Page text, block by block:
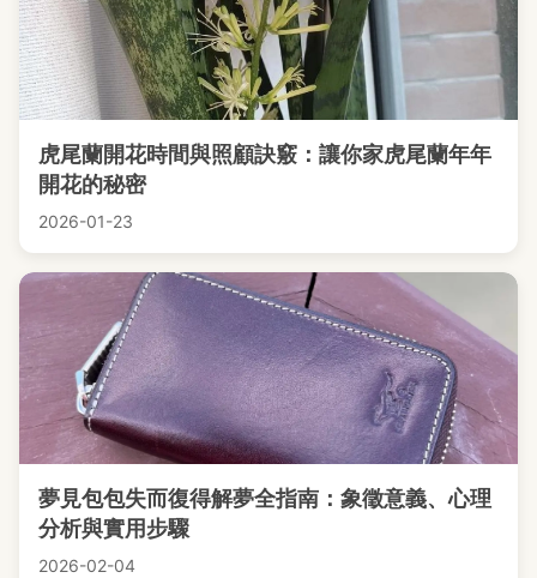
虎尾蘭開花時間與照顧訣竅：讓你家虎尾蘭年年
開花的秘密
2026-01-23
夢見包包失而復得解夢全指南：象徵意義、心理
分析與實用步驟
2026-02-04